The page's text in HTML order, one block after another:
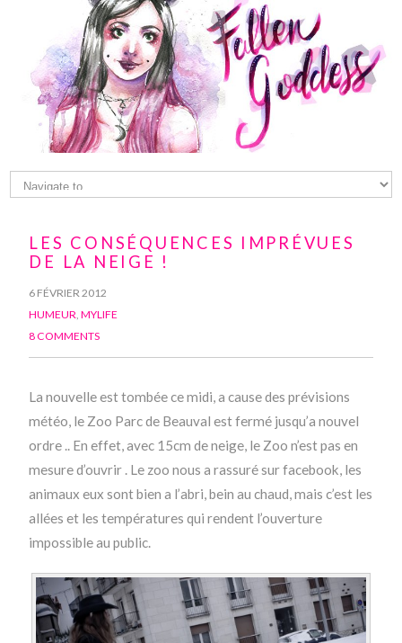
LES CONSÉQUENCES IMPRÉVUES
DE LA NEIGE !
6 FÉVRIER 2012
HUMEUR,MYLIFE
8 COMMENTS
La nouvelle est tombée ce midi, a cause des prévisions
météo, le Zoo Parc de Beauval est fermé jusqu’a nouvel
ordre .. En effet, avec 15cm de neige, le Zoo n’est pas en
mesure d’ouvrir . Le zoo nous a rassuré sur facebook, les
animaux eux sont bien a l’abri, bein au chaud, mais c’est les
allées et les températures qui rendent l’ouverture
impossible au public.